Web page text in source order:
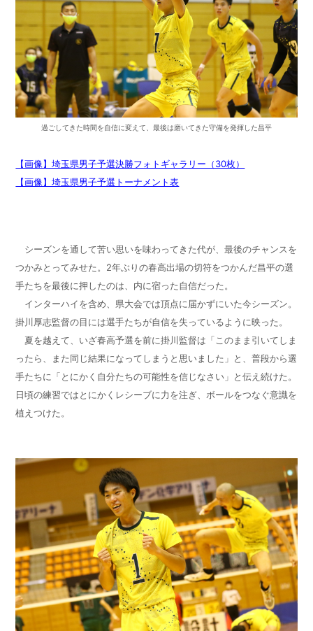
過ごしてきた時間を自信に変えて、最後は磨いてきた守備を発揮した昌平
【画像】埼玉県男子予選決勝フォトギャラリー（30枚）
【画像】埼玉県男子予選トーナメント表
シーズンを通して苦い思いを味わってきた代が、最後のチャンスを
つかみとってみせた。2年ぶりの春高出場の切符をつかんだ昌平の選
手たちを最後に押したのは、内に宿った自信だった。
インターハイを含め、県大会では頂点に届かずにいた今シーズン。
掛川厚志監督の目には選手たちが自信を失っているように映った。
夏を越えて、いざ春高予選を前に掛川監督は「このまま引いてしま
ったら、また同じ結果になってしまうと思いました」と、普段から選
手たちに「とにかく自分たちの可能性を信じなさい」と伝え続けた。
日頃の練習ではとにかくレシーブに力を注ぎ、ボールをつなぐ意識を
植えつけた。